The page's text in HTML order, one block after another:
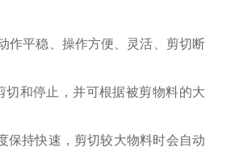
作平稳、操作方便、灵活、剪切断
和停止，并可根据被剪物料的大
保持快速，剪切较大物料时会自动